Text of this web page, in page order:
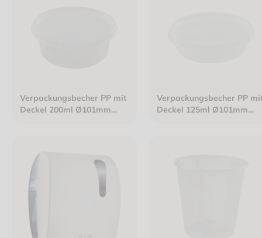
Verpackungsbecher PP mit
Deckel 200ml Ø101mm
Verpackungsbecher PP
Deckel 125ml Ø101mm